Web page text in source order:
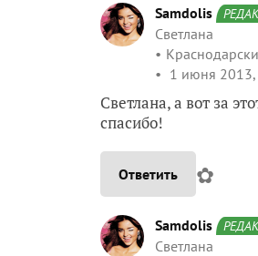
Samdolis
Светлана
1 июня
Светлана, а вот за
спасибо!
Ответить ✿
Samdolis
Светлана